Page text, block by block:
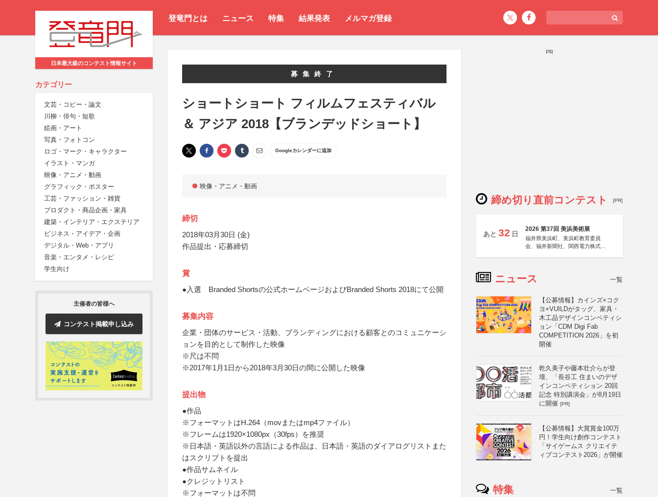
登竜門とは ニュース 特集 結果発表 メルマガ登録
日本最大級のコンテスト情報サイト
カテゴリー
文芸・コピー・論文
川柳・俳句・短歌
絵画・アート
写真・フォトコン
ロゴ・マーク・キャラクター
イラスト・マンガ
映像・アニメ・動画
グラフィック・ポスター
工芸・ファッション・雑貨
プロダクト・商品企画・家具
建築・インテリア・エクステリア
ビジネス・アイデア・企画
デジタル・Web・アプリ
音楽・エンタメ・レシピ
学生向け
主催者の皆様へ
コンテスト掲載申し込み
募集終了
ショートショート フィルムフェスティバル
＆ アジア 2018【ブランデッドショート】
Googleカレンダーに追加
映像・アニメ・動画
締切
2018年03月30日 (金)
作品提出・応募締切
賞
●入選 Branded Shortsの公式ホームページおよびBranded Shorts 2018にて公開
募集内容
企業・団体のサービス・活動、ブランディングにおける顧客とのコミュニケーシ
ョンを目的として制作した映像
※尺は不問
※2017年1月1日から2018年3月30日の間に公開した映像
提出物
●作品
※フォーマットはH.264（movまたはmp4ファイル）
※フレームは1920×1080px（30fps）を推奨
※日本語・英語以外の言語による作品は、日本語・英語のダイアログリストまた
はスクリプトを提出
●作品サムネイル
●クレジットリスト
※フォーマットは不問
PR
締め切り直前コンテスト [PR]
あと 32 日
2026 第37回 美浜美術展
福井県美浜町、美浜町教育委員
会、福井新聞社、関西電力株式会
ニュース 一覧
【公募情報】カインズ×コク
ヨ×VUILDがタッグ、家具・
木工品デザインコンペティシ
ョン「CDM Digi Fab
COMPETITION 2026」を初
開催
乾久美子や藤本壮介らが登
壇、「長谷工 住まいのデザ
インコンペティション 20回
記念 特別講演会」が8月19日
に開催 [PR]
【公募情報】大賞賞金100万
円！学生向け創作コンテスト
「サイゲームス クリエイテ
ィブコンテスト2026」が開催
特集 一覧